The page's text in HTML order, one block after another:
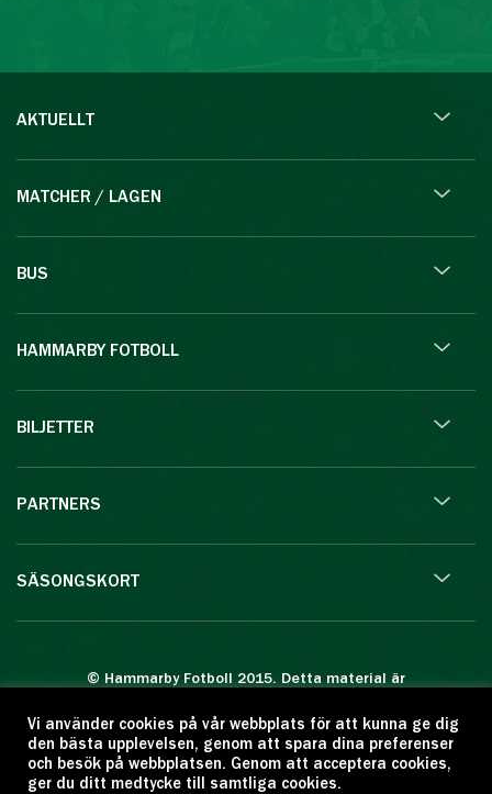
AKTUELLT
MATCHER / LAGEN
BUS
HAMMARBY FOTBOLL
BILJETTER
PARTNERS
SÄSONGSKORT
© Hammarby Fotboll 2015. Detta material är
Eftertryck eller annan kopiering är förbjuden.
Citera oss gärna men ange källan:
www.hammarbyfotboll.se. Ansvarig utgivare:
Vi använder cookies på vår webbplats för att kunna ge dig
den bästa upplevelsen, genom att spara dina preferenser
och besök på webbplatsen. Genom att acceptera cookies,
ger du ditt medtycke till samtliga cookies.